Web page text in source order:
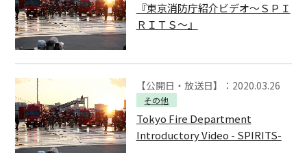
『東京消防庁紹介ビデオ～ＳＰＩ
ＲＩＴＳ～』
【公開日・放送日】：2020.03.26
その他
Tokyo Fire Department
Introductory Video - SPIRITS-